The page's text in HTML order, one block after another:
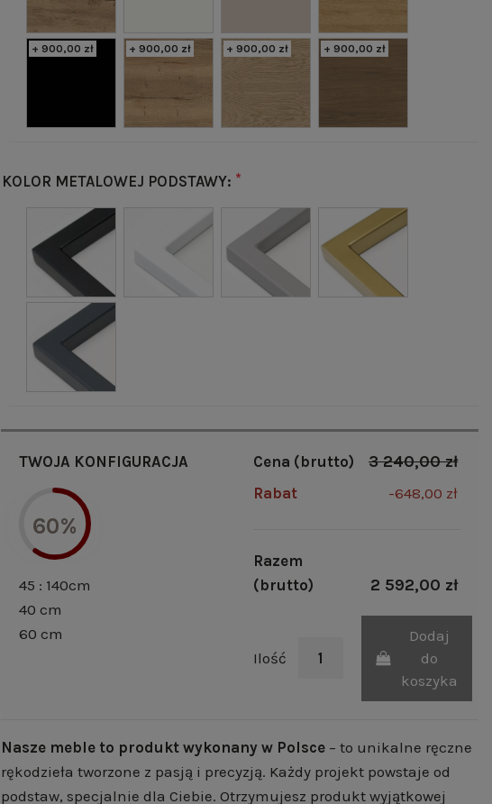
+ 900,00 zł + 900,00 zł + 900,00 zł + 900,00 zł
KOLOR METALOWEJ PODSTAWY: *
TWOJA KONFIGURACJA
60%
45 : 140cm
40 cm
60 cm
Cena (brutto) 3 240,00 zł
Rabat -648,00 zł
Razem
(brutto)
2 592,00 zł
Ilość
Dodaj
do
koszyka
Nasze meble to produkt wykonany w Polsce– to unikalne ręczne
rękodzieła tworzone z pasją i precyzją. Każdy projekt powstaje od
podstaw, specjalnie dla Ciebie. Otrzymujesz produkt wyjątkowej